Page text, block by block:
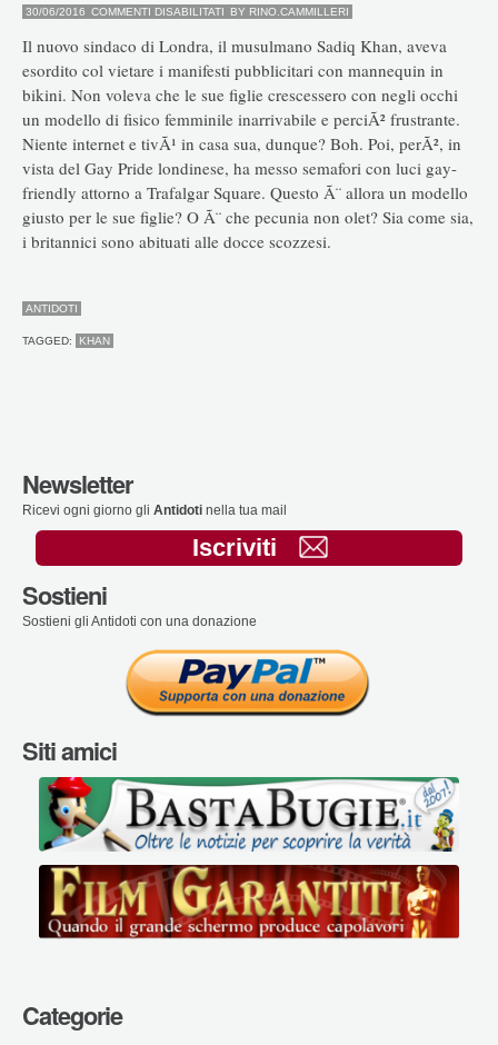
30/06/2016 COMMENTI DISABILITATI SU
BY RINO.CAMMILLERI
Il nuovo sindaco di Londra, il musulmano Sadiq Khan, aveva
esordito col vietare i manifesti pubblicitari con mannequin in
bikini. Non voleva che le sue figlie crescessero con negli occhi
un modello di fisico femminile inarrivabile e perciÃ² frustrante.
Niente internet e tivÃ¹ in casa sua, dunque? Boh. Poi, perÃ², in
vista del Gay Pride londinese, ha messo semafori con luci gay-
friendly attorno a Trafalgar Square. Questo Ã¨ allora un modello
giusto per le sue figlie? O Ã¨ che pecunia non olet? Sia come sia,
i britannici sono abituati alle docce scozzesi.
ANTIDOTI
TAGGED: KHAN
Newsletter
Ricevi ogni giorno gli Antidoti nella tua mail
Iscriviti
Sostieni
Sostieni gli Antidoti con una donazione
Siti amici
Categorie